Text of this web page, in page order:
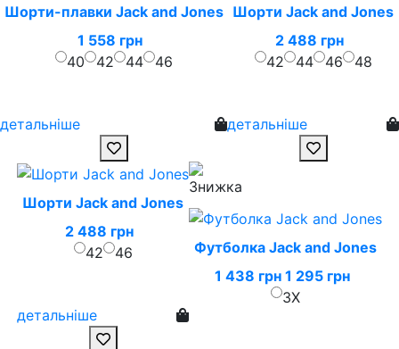
Шорти-плавки Jack and Jones
1 558 грн
40
42 44 46
детальніше
Шорти Jack and Jones
2 488 грн
42
44 46 48
детальніше
Шорти Jack and Jones
2 488 грн
42
46
детальніше
Футболка Jack and Jones
1 438 грн 1 295 грн
3X